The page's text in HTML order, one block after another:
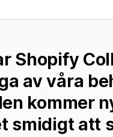
Shopify
av våra
kommer
smidigt att